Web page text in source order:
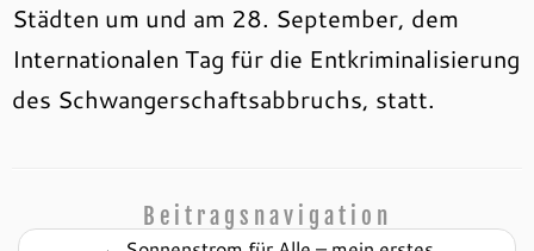
Städten um und am 28. September, dem
Internationalen Tag für die Entkriminalisierung
des Schwangerschaftsabbruchs, statt.
Beitragsnavigation